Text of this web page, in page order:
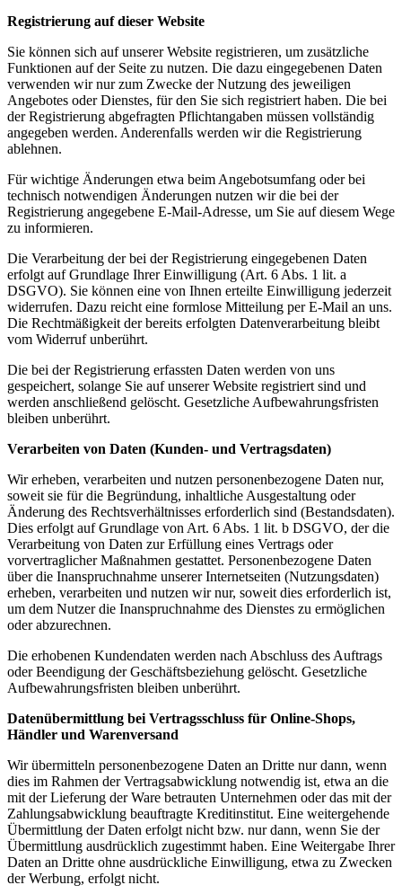
Registrierung auf dieser Website
Sie können sich auf unserer Website registrieren, um zusätzliche
Funktionen auf der Seite zu nutzen. Die dazu eingegebenen Daten
verwenden wir nur zum Zwecke der Nutzung des jeweiligen
Angebotes oder Dienstes, für den Sie sich registriert haben. Die bei
der Registrierung abgefragten Pflichtangaben müssen vollständig
angegeben werden. Anderenfalls werden wir die Registrierung
ablehnen.
Für wichtige Änderungen etwa beim Angebotsumfang oder bei
technisch notwendigen Änderungen nutzen wir die bei der
Registrierung angegebene E-Mail-Adresse, um Sie auf diesem Wege
zu informieren.
Die Verarbeitung der bei der Registrierung eingegebenen Daten
erfolgt auf Grundlage Ihrer Einwilligung (Art. 6 Abs. 1 lit. a
DSGVO). Sie können eine von Ihnen erteilte Einwilligung jederzeit
widerrufen. Dazu reicht eine formlose Mitteilung per E-Mail an uns.
Die Rechtmäßigkeit der bereits erfolgten Datenverarbeitung bleibt
vom Widerruf unberührt.
Die bei der Registrierung erfassten Daten werden von uns
gespeichert, solange Sie auf unserer Website registriert sind und
werden anschließend gelöscht. Gesetzliche Aufbewahrungsfristen
bleiben unberührt.
Verarbeiten von Daten (Kunden- und Vertragsdaten)
Wir erheben, verarbeiten und nutzen personenbezogene Daten nur,
soweit sie für die Begründung, inhaltliche Ausgestaltung oder
Änderung des Rechtsverhältnisses erforderlich sind (Bestandsdaten).
Dies erfolgt auf Grundlage von Art. 6 Abs. 1 lit. b DSGVO, der die
Verarbeitung von Daten zur Erfüllung eines Vertrags oder
vorvertraglicher Maßnahmen gestattet. Personenbezogene Daten
über die Inanspruchnahme unserer Internetseiten (Nutzungsdaten)
erheben, verarbeiten und nutzen wir nur, soweit dies erforderlich ist,
um dem Nutzer die Inanspruchnahme des Dienstes zu ermöglichen
oder abzurechnen.
Die erhobenen Kundendaten werden nach Abschluss des Auftrags
oder Beendigung der Geschäftsbeziehung gelöscht. Gesetzliche
Aufbewahrungsfristen bleiben unberührt.
Datenübermittlung bei Vertragsschluss für Online-Shops,
Händler und Warenversand
Wir übermitteln personenbezogene Daten an Dritte nur dann, wenn
dies im Rahmen der Vertragsabwicklung notwendig ist, etwa an die
mit der Lieferung der Ware betrauten Unternehmen oder das mit der
Zahlungsabwicklung beauftragte Kreditinstitut. Eine weitergehende
Übermittlung der Daten erfolgt nicht bzw. nur dann, wenn Sie der
Übermittlung ausdrücklich zugestimmt haben. Eine Weitergabe Ihrer
Daten an Dritte ohne ausdrückliche Einwilligung, etwa zu Zwecken
der Werbung, erfolgt nicht.